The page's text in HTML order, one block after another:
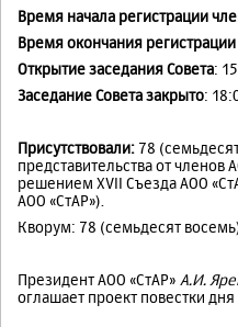
Время начала регистрации
Время окончания
Открытие заседания Совета:
Заседание Совета закрыто:
Присутствовали: 78
представительства от
решением XVII Съезда АОО
АОО «СтАР»).
Кворум: 78 (семьдесят
Президент АОО «СтАР» А.И.
оглашает проект повестки